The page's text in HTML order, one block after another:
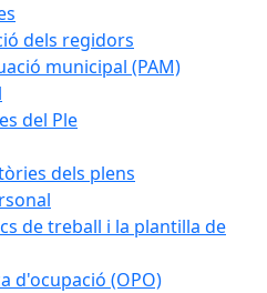
dels regidors
municipal (PAM)
del Ple
dels plens
de treball i la plantilla de
d'ocupació (OPO)